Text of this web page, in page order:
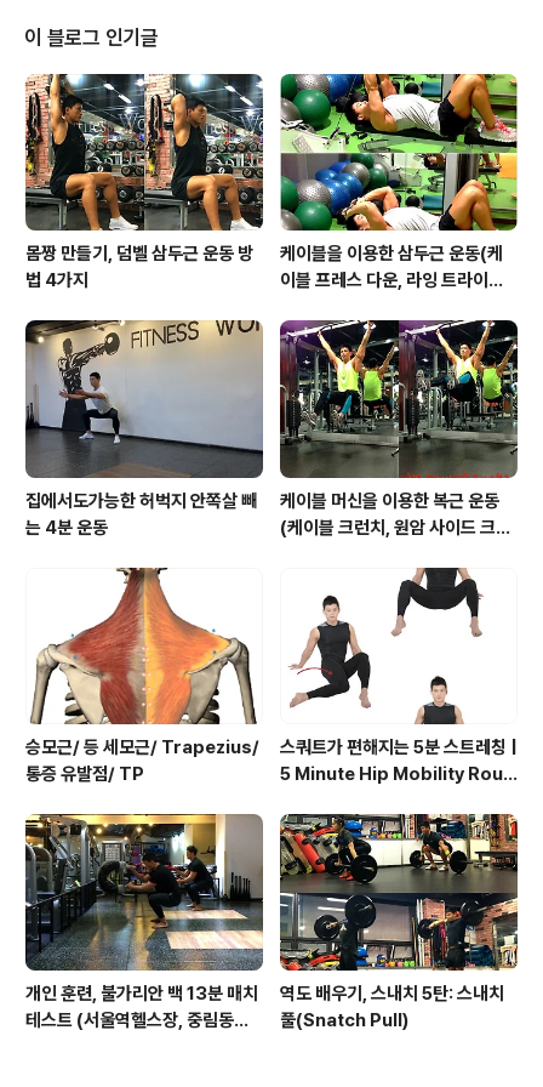
다.~ 가방과 책장에 곤히 잠들어 있는 뚜꺼운 책 몇권만 있
으면 몸짱만들기 가능합니다.^^ 책가방을 이용하면 좋은
점?? 다른 도구들은 무게를 조절하기 힘들지만 책가방은
개인에 맞는 중량을 설정할수 있다. 책장에 숨어 있는 뚜꺼
운 책들이 먼지를 틀고 운동기구로 변신한다.^^ 손잡이가
있어 운동하기 편리하다. 돈..
이 블로그 인기글
몸짱 만들기, 덤벨 삼두근 운동 방
법 4가지
케이블을 이용한 삼두근 운동(케
이블 프레스 다운, 라잉 트라이셉
텐션)
집에서도가능한 허벅지 안쪽살 빼
는 4분 운동
케이블 머신을 이용한 복근 운동
(케이블 크런치, 원암 사이드 크런
승모근/ 등 세모근/ Trapezius/
통증 유발점/ TP
스쿼트가 편해지는 5분 스트레칭 |
5 Minute Hip Mobility Routi
개인 훈련, 불가리안 백 13분 매치
테스트 (서울역헬스장, 중림동헬
역도 배우기, 스내치 5탄: 스내치
풀(Snatch Pull)